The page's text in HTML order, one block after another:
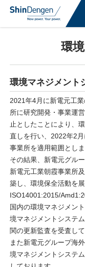
半導体製品検索はこ
한국어
製品ラインナップ
活用分野
サポート・サービス
購入窓口
企業情報
サステナビリティ
IR情報
採用情報
ニュース
環
環境マネジメント
2021年4月に新電元工
所に研究開発・事業運
止としたことにより、
直しを行い、2022年2
事業所を適用範囲としま
その結果、新電元グル
新電元工業朝霞事業所
築し、環境保全活動を展
ISO14001:2015/
国内の環境マネジメン
境マネジメントシステ
関の更新監査を受査して
また新電元グループ海
境マネジメントシステ